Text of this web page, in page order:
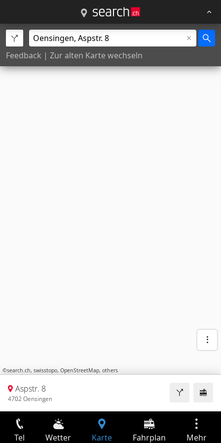
Feedback | Zur alten Karte wechseln
©search.ch, swisstopo, OpenStreetMap, others
Aspstr. 8
4702 Oensingen
Tel Wetter Karte Fahrplan Mehr